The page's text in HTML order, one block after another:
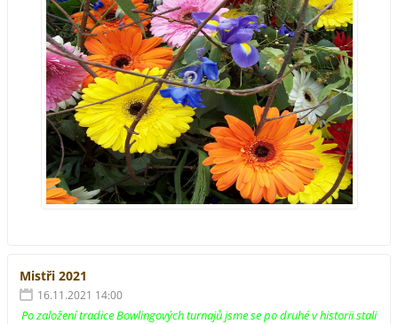
Mistři 2021
16.11.2021 14:00
Po založení tradice Bowlingových turnajů jsme se po druhé v historii stali